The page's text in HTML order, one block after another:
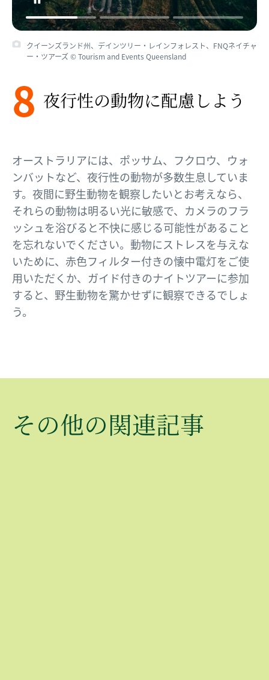
クイーンズランド州、デインツリー・レインフォレスト、FNQネイチャ
ー・ツアーズ © Tourism and Events Queensland
8 ​夜​行性の​動物に​配慮しよう
オーストラリアには、ポッサム、フクロウ、ウォ
ンバットなど、夜行性の動物が多数生息していま
す。夜間に野生動物を観察したいとお考えなら、
それらの動物は明るい光に敏感で、カメラのフラ
ッシュを浴びると不快に感じる可能性があること
を忘れないでください。動物にストレスを与えな
いために、赤色フィルター付きの懐中電灯をご使
用いただくか、ガイド付きのナイトツアーに参加
すると、野生動物を驚かせずに観察できるでしょ
う。
​その​他の​関連記事
オーストラリアで
サステナブルな観
光を楽しむポイン
海でのシ